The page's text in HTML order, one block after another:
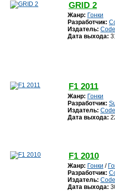
GRID 2
Жанр: Гонки
Разработчик:
Издатель:
Дата выхода:
F1 2011
Жанр: Гонки
Разработчик:
Издатель:
Дата выхода:
F1 2010
Жанр: Гонки /
Разработчик:
Издатель:
Дата выхода: